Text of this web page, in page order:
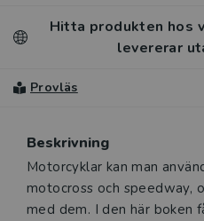
Hitta produkten hos
levererar
Provläs
Beskrivning
Beskrivning
Motorcyklar kan man
motocross och speedway,
med dem. I den här boken